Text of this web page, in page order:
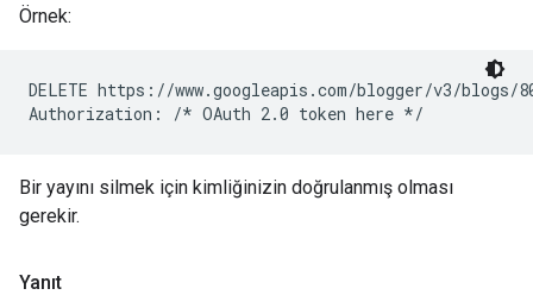
Örnek:
DELETE https://www.googleapis.com/blogger/v3/blogs/
Bir yayını silmek için kimliğinizin doğrulanmış olması
gerekir.
Yanıt